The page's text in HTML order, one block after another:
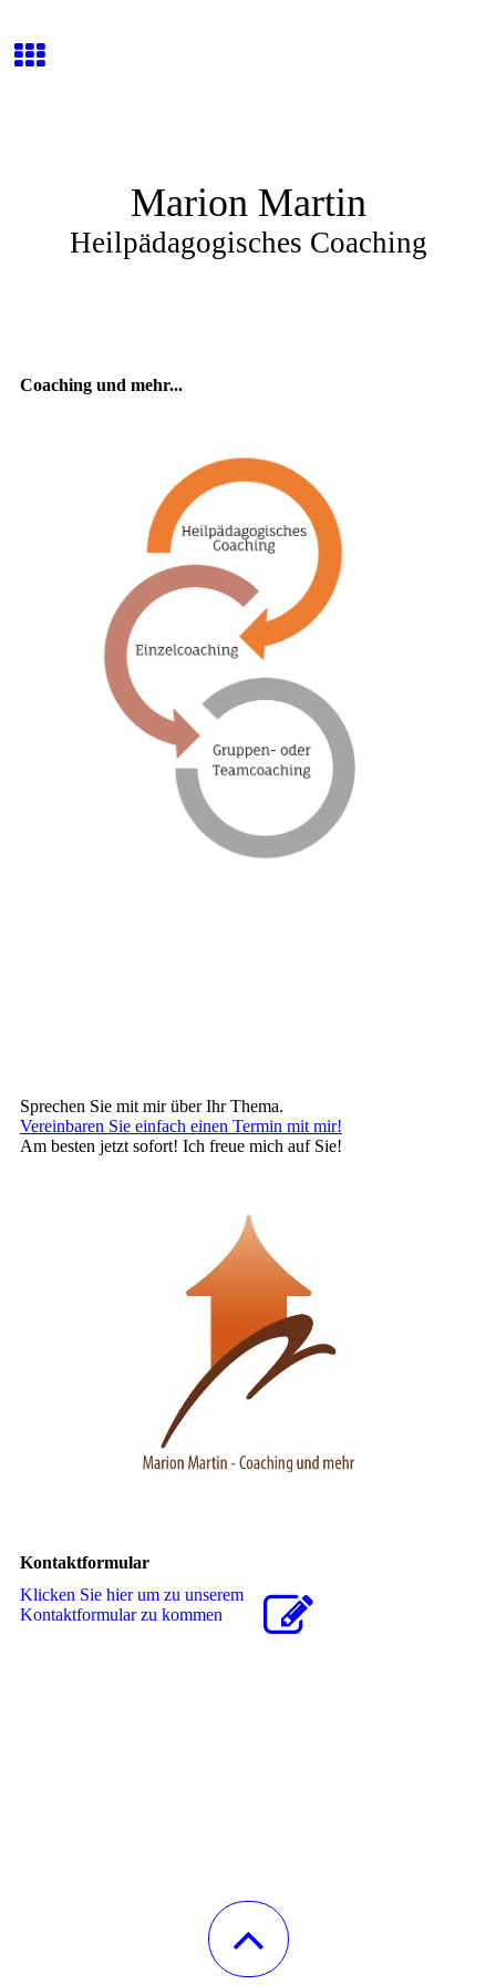
Marion Martin
Heilpädagogisches Coaching
Coaching und mehr...
Sprechen Sie mit mir über Ihr Thema.
Vereinbaren Sie einfach einen Termin mit mir!
Am besten jetzt sofort! Ich freue mich auf Sie!
Kontaktformular
Klicken Sie hier um zu unserem
Kon­takt­for­mu­lar zu kommen